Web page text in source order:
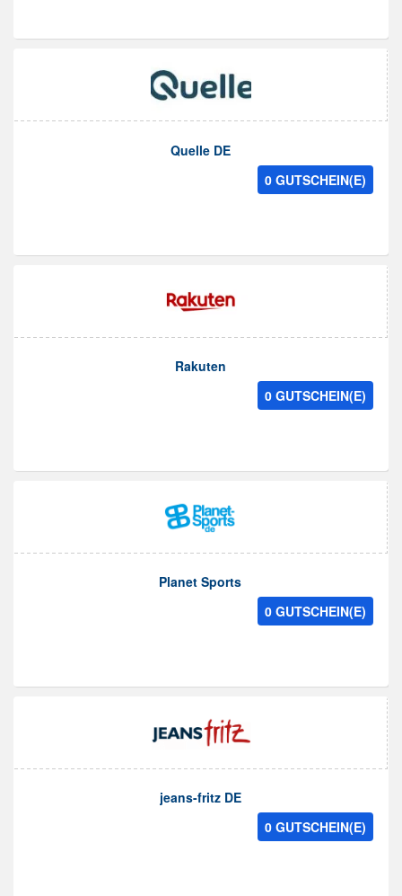
Quelle DE
0 GUTSCHEIN(E)
Rakuten
0 GUTSCHEIN(E)
Planet Sports
0 GUTSCHEIN(E)
jeans-fritz DE
0 GUTSCHEIN(E)